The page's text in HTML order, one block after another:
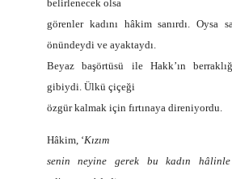
belirlenecek olsa
görenler kadını hâkim sanırdı. Oysa
önündeydi ve ayaktaydı.
Beyaz başörtüsü ile Hakk’ın
gibiydi. Ülkü çiçeği
özgür kalmak için fırtınaya direniyordu.
Hâkim, ‘Kızım
senin neyine gerek bu kadın